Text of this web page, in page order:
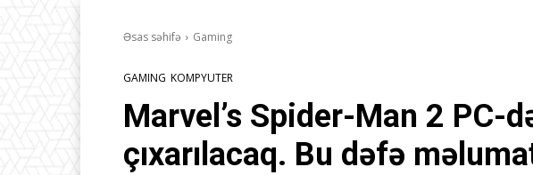
Əsas səhifə Gaming
GAMING KOMPYUTER
Marvel’s Spider-Man 2 PC-
çıxarılacaq. Bu dəfə